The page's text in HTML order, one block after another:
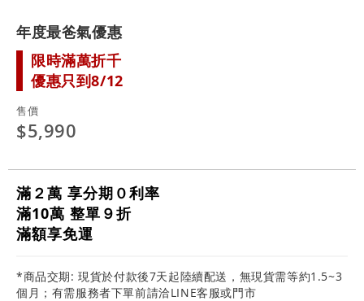
年度最爸氣優惠
限時滿萬折千
優惠只到8/12
售價
$5,990
滿２萬 享分期０利率
滿10萬 整單９折
滿額享免運
*商品交期: 現貨於付款後7天起陸續配送，無現貨需等約1.5~3
個月；有需服務者下單前請洽LINE客服或門市